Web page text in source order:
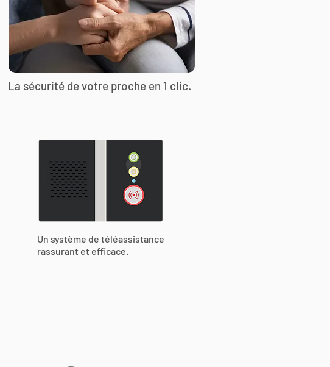
La sécurité de votre proche en 1 clic.
Un système de téléassistance
rassurant et efficace.